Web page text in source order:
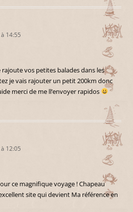
14:55
rajoute vos petites balades dans les
je vais rajouter un petit 200km donc
merci de me ll’envoyer rapidos
12:05
ce magnifique voyage ! Chapeau
site qui devient Ma référence en